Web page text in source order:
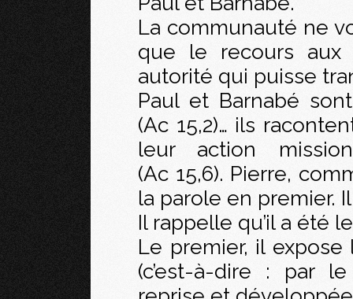
La communauté ne
que le recours
autorité qui puisse
Paul et Barnabé
(Ac 15,2)… ils
leur action
(Ac 15,6). Pierre,
la parole en premier.
Il rappelle qu’il a été
Le premier, il
(c’est-à-dire : par